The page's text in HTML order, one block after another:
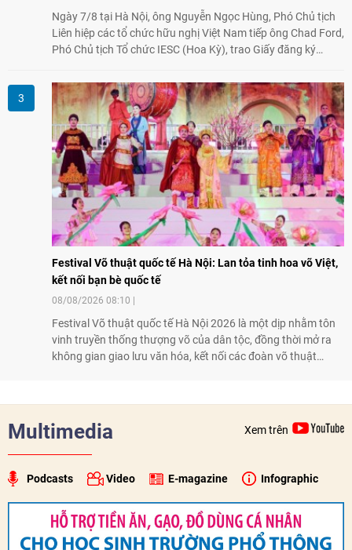
Ngày 7/8 tại Hà Nội, ông Nguyễn Ngọc Hùng, Phó Chủ tịch
Liên hiệp các tổ chức hữu nghị Việt Nam tiếp ông Chad Ford,
Phó Chủ tịch Tổ chức IESC (Hoa Kỳ), trao Giấy đăng ký
đổi về định hướng triển khai Dự án "Mở rộng Thương mại
Nông nghiệp và An toàn thực phẩm Hoa Kỳ - Việt Nam",
hướng tới thúc đẩy chuyển đổi số, hiện đại hóa nông nghiệp
và mở rộng hợp tác phát triển giữa hai nước.
Festival Võ thuật quốc tế Hà Nội: Lan tỏa tinh hoa võ Việt,
kết nối bạn bè quốc tế
08/08/2026 08:10
Festival Võ thuật quốc tế Hà Nội 2026 là một dịp nhằm tôn
vinh truyền thống thượng võ của dân tộc, đồng thời mở ra
không gian giao lưu văn hóa, kết nối các đoàn võ thuật
Multimedia Xem trên
Podcasts Video E-magazine Infographic